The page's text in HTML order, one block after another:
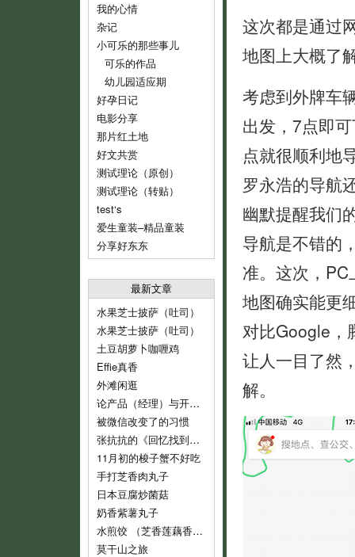
我的心情
杂记
小可乐的那些事儿
可乐的作品
幼儿园适应期
好孕日记
电影分享
那片红土地
好文共赏
测试理论（原创）
测试理论（转贴）
test‘s
爱生童装–精品童装
分享好东东
最新文章
水果芝士披萨（吐司）
水果芝士披萨（吐司）
土豆胡萝卜咖喱鸡
Effie真香
外滩闲逛
论产品（经理）与开发（经理）的话语权
被微信改变了的习惯
张抗抗的《回忆找到了我》
11月初的梭子蟹不好吃
手打芝香肉丸子
日本豆腐炒菌菇
奶香紫薯丸子
水煎饺 （芝香莲藕香菇肉饺）
莫干山之旅
这次都是通过
地图上大概了
考虑到外牌车
出发，7点即
点就很顺利地
罗永浩的导航
幽默提醒我们
导航是不错的
准。这次，
地图确实能更
对比Google，
让人一目了然
解。